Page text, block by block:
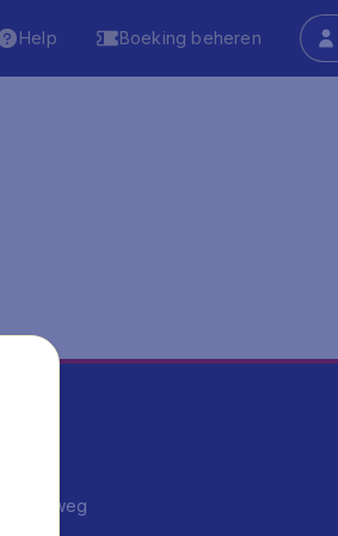
Help Boeking beheren
weg